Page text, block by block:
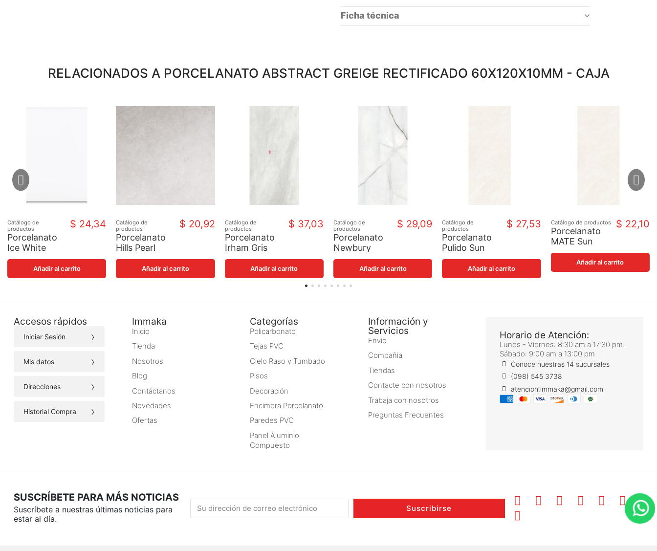
Ficha técnica
RELACIONADOS A PORCELANATO ABSTRACT GREIGE RECTIFICADO 60X120X10MM - CAJA
Catálogo de
productos
Porcelanato
Ice White
60x120 - Caja
$ 24,34
Añadir al carrito
Catálogo de
productos
Porcelanato
Hills Pearl
Mate - Caja
$ 20,92
Añadir al carrito
Catálogo de
productos
Porcelanato
Irham Gris
Pulido
$ 37,03
Añadir al carrito
Catálogo de
productos
Porcelanato
Newbury
White Pulido
$ 29,09
Añadir al carrito
Catálogo de
productos
Porcelanato
Pulido Sun
White
$ 27,53
Añadir al carrito
Catálogo de productos
Porcelanato
MATE Sun
White
$ 22,10
Añadir al carrito
Accesos rápidos
Iniciar Sesión ›
Mis datos ›
Direcciones ›
Historial Compra ›
Immaka
Inicio
Tienda
Nosotros
Blog
Contáctanos
Novedades
Ofertas
Categorías
Policarbonato
Tejas PVC
Cielo Raso y Tumbado
Pisos
Decoración
Encimera Porcelanato
Paredes PVC
Panel Aluminio
Compuesto
Información y
Servicios
Envio
Compañia
Tiendas
Contacte con nosotros
Trabaja con nosotros
Preguntas Frecuentes
Horario de Atención:
Lunes - Viernes: 8:30 am a 17:30 pm.
Sábado: 9:00 am a 13:00 pm
Conoce nuestras 14 sucursales
(098) 545 3738
atencion.immaka@gmail.com
SUSCRÍBETE PARA MÁS NOTICIAS
Suscríbete a nuestras últimas noticias para
estar al día.
Suscribirse